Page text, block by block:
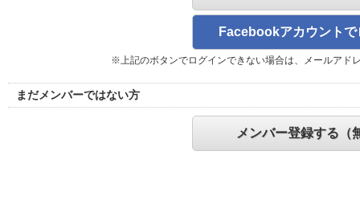
Facebookアカウントで
※上記のボタンでログインできない場合は、メールアド
まだメンバーではない方
メンバー登録する（